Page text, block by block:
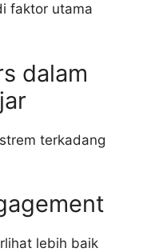
faktor utama
dalam
terkadang
lebih baik